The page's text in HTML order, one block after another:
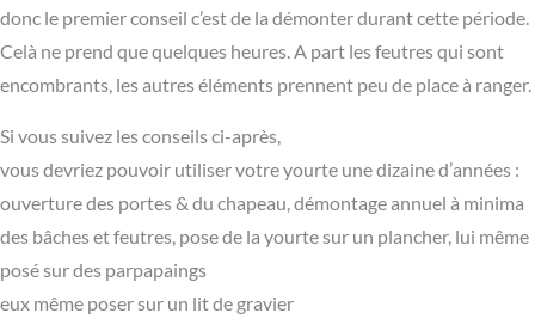
donc le premier conseil c’est de la démonter durant cette période.
Celà ne prend que quelques heures. A part les feutres qui sont
encombrants, les autres éléments prennent peu de place à ranger.
Si vous suivez les conseils ci-après,
vous devriez pouvoir utiliser votre yourte une dizaine d’années :
ouverture des portes & du chapeau, démontage annuel à minima
des bâches et feutres, pose de la yourte sur un plancher, lui même
posé sur des parpapaings
eux même poser sur un lit de gravier